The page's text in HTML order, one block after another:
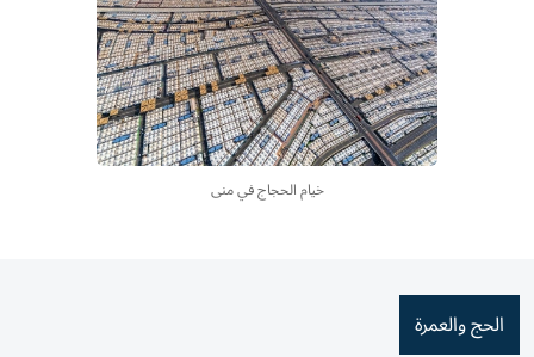
خيام الحجاج في منى
الحج والعمرة